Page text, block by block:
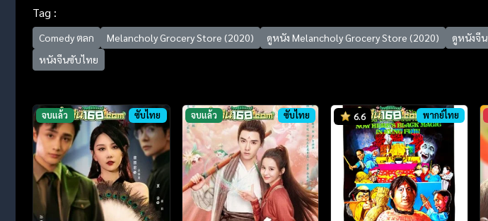
Tag :
Comedy ตลก Melancholy Grocery Store (2020) ดูหนัง Melancholy Grocery Store (2020) ดูหนังจีน
หนังจีนซับไทย
จบแล้ว ซับไทย จบแล้ว ซับไทย 6.6 พากย์ไทย